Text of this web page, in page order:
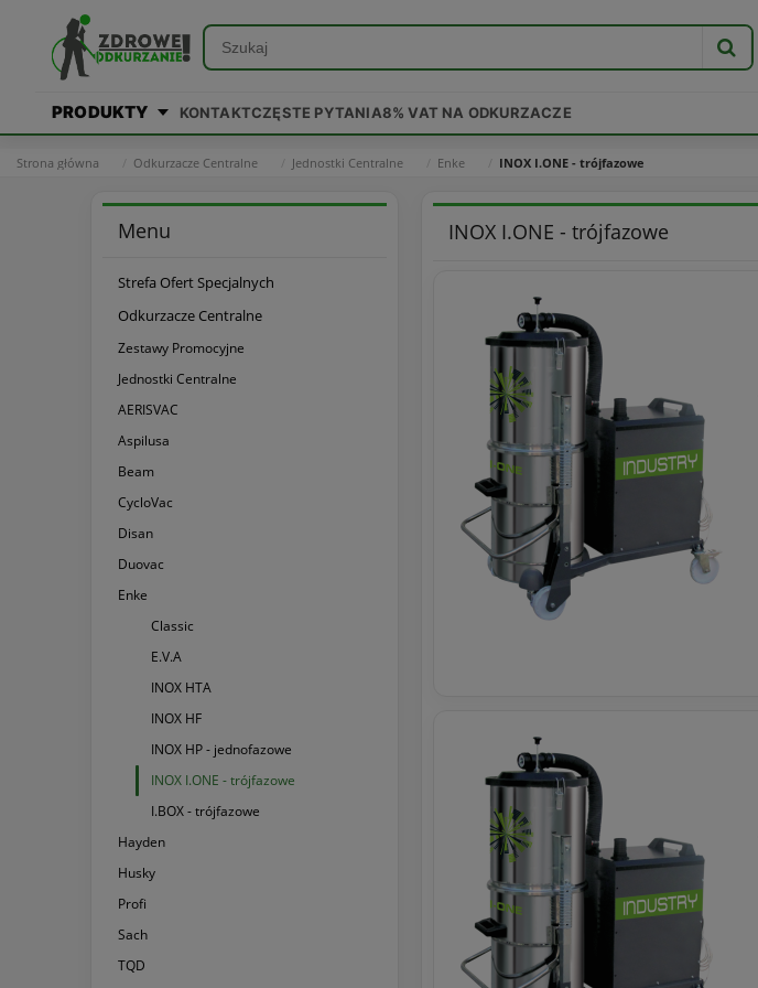
PRODUKTY KONTAKTCZĘSTE PYTANIA8% VAT NA ODKURZACZE
Strona główna Odkurzacze Centralne Jednostki Centralne Enke INOX I.ONE - trójfazowe
Menu
Strefa Ofert Specjalnych
Odkurzacze Centralne
Zestawy Promocyjne
Jednostki Centralne
AERISVAC
Aspilusa
Beam
CycloVac
Disan
Duovac
Enke
Classic
E.V.A
INOX HTA
INOX HF
INOX HP - jednofazowe
INOX I.ONE - trójfazowe
I.BOX - trójfazowe
Hayden
Husky
Profi
Sach
TQD
INOX I.ONE - trójfazowe